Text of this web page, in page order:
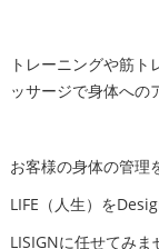
トレーニングや筋
ッサージで身体への
お客様の身体の管理
LIFE（人生）を
LISIGNに任せてみま